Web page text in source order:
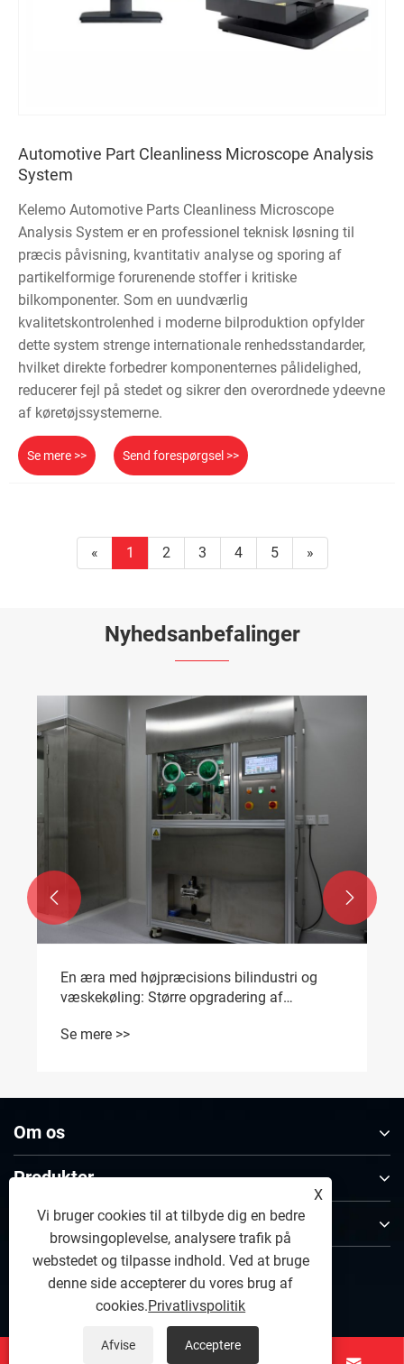
Automotive Part Cleanliness Microscope Analysis
System
Kelemo Automotive Parts Cleanliness Microscope
Analysis System er en professionel teknisk løsning til
præcis påvisning, kvantitativ analyse og sporing af
partikelformige forurenende stoffer i kritiske
bilkomponenter. Som en uundværlig
kvalitetskontrolenhed i moderne bilproduktion opfylder
dette system strenge internationale renhedsstandarder,
hvilket direkte forbedrer komponenternes pålidelighed,
reducerer fejl på stedet og sikrer den overordnede ydeevne
af køretøjssystemerne.
Se mere >> Send forespørgsel >>
« 1 2 3 4 5 »
Nyhedsanbefalinger
En æra med højpræcisions bilindustri og
væskekøling: Større opgradering af
ISO 16232 (2028)
Se mere >>
 
Om os
Produkter
Kontakt os
FØLG OS
X
Vi bruger cookies til at tilbyde dig en bedre
browsingoplevelse, analysere trafik på
webstedet og tilpasse indhold. Ved at bruge
denne side accepterer du vores brug af
cookies.Privatlivspolitik
Afvise Acceptere